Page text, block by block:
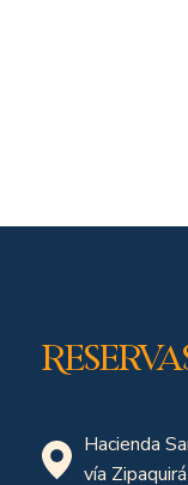
Hacienda
vía